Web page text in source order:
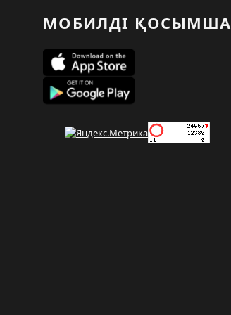
МОБИЛДІ ҚОСЫМША